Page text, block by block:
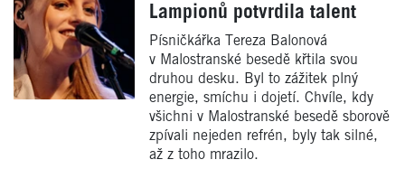
Lampionů potvrdila talent
Písničkářka Tereza Balonová
v Malostranské besedě křtila svou
druhou desku. Byl to zážitek plný
energie, smíchu i dojetí. Chvíle, kdy
všichni v Malostranské besedě sborově
zpívali nejeden refrén, byly tak silné,
až z toho mrazilo.